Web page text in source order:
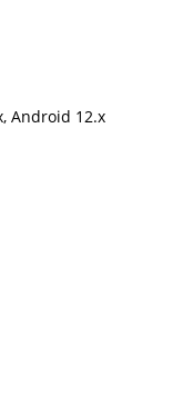
Android 12.x